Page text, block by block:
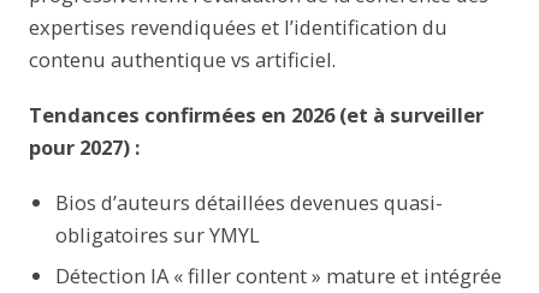
expertises revendiquées et l’identification du
contenu authentique vs artificiel.
Tendances confirmées en 2026 (et à surveiller
pour 2027) :
Bios d’auteurs détaillées devenues quasi-
obligatoires sur YMYL
Détection IA « filler content » mature et intégrée